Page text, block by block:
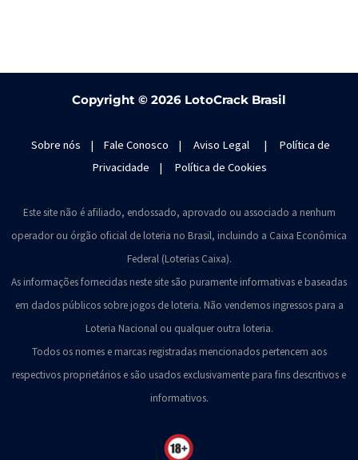
Copyright © 2026 LotoCrack Brasil
Sobre nós | Fale Conosco | Aviso Legal | Política de
Privacidade | Política de Cookies
Este site não é afiliado, endossado, aprovado ou associado a nenhum
operador ou órgão oficial de loteria no Brasil, incluindo a Caixa Econômica
Federal (Loterias Caixa).
As informações fornecidas neste site são puramente informativas e baseadas
em dados públicos sobre jogos de loteria. Não vendemos ingressos para a
Loteria Nacional ou qualquer outra loteria.
Todos os nomes e marcas registradas mencionados pertencem aos
respectivos proprietários e são usados exclusivamente para fins descritivos e
informativos.